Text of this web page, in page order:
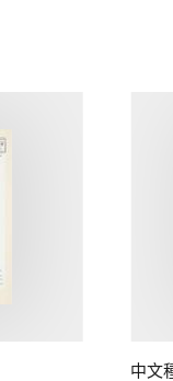
中文